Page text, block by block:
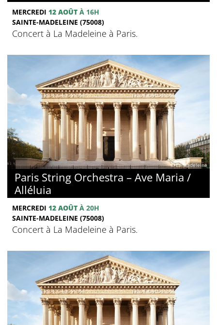
MERCREDI 12 AOÛT À 16H
SAINTE-MADELEINE (75008)
Concert à La Madeleine à Paris.
© La Madeleine
Paris String Orchestra – Ave Maria /
Alléluia
MERCREDI 12 AOÛT À 20H
SAINTE-MADELEINE (75008)
Concert à La Madeleine à Paris.